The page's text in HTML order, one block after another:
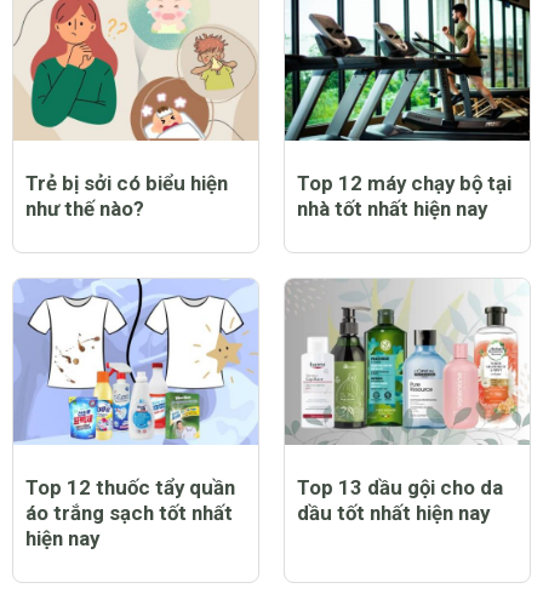
Trẻ bị sởi có biểu hiện
như thế nào?
Top 12 máy chạy bộ tại
nhà tốt nhất hiện nay
Top 12 thuốc tẩy quần
áo trắng sạch tốt nhất
hiện nay
Top 13 dầu gội cho da
dầu tốt nhất hiện nay